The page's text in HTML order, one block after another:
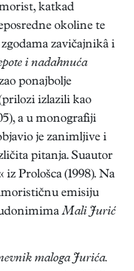
katkad
okoline te
zavičajnikâ i
i nadahnuća
ponajbolje
izlazili kao
a u monografiji
je zanimljive i
pitanja. Suautor
Prološca (1998). Na
emisiju
Mali Jurić
maloga Jurića.